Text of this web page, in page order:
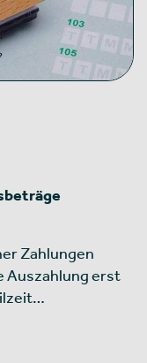
Zahlungen
Auszahlung erst